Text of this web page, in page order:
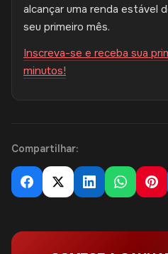
alcançar uma renda estável
seu primeiro mês.
Inscreva-se e receba sua
minutos!
Compartilhar: